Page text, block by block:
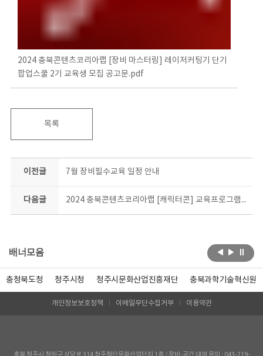
2024 충북콘텐츠코리아랩 [장비 마스터링] 레이저커팅기 단기
팝업스쿨 2기 교육생 모집 공고문.pdf
목록
이전글 7월 장비필수교육 일정 안내
다음글 2024 충북콘텐츠코리아랩 [캐릭터콘] 교육프로그램 캐릭터굿즈 과정 수강생 모집 결과
배너모음
충청북도청 청주시청 청주시문화산업진흥재단 충북과학기술혁신원
개인정보보호정책 이메일무단수집거부 이용약관